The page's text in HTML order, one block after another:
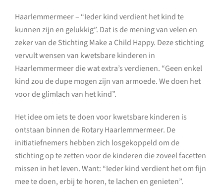
Haarlemmermeer – “Ieder kind verdient het kind te
kunnen zijn en gelukkig”. Dat is de mening van velen en
zeker van de Stichting Make a Child Happy. Deze stichting
vervult wensen van kwetsbare kinderen in
Haarlemmermeer die wat extra’s verdienen. “Geen enkel
kind zou de dupe mogen zijn van armoede. We doen het
voor de glimlach van het kind”.
Het idee om iets te doen voor kwetsbare kinderen is
ontstaan binnen de Rotary Haarlemmermeer. De
initiatiefnemers hebben zich losgekoppeld om de
stichting op te zetten voor de kinderen die zoveel facetten
missen in het leven. Want: “Ieder kind verdient het om fijn
mee te doen, erbij te horen, te lachen en genieten”.